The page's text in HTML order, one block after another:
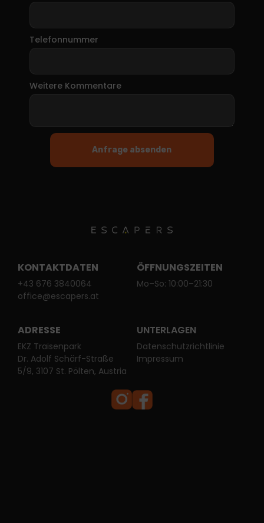
Telefonnummer
Weitere Kommentare
KONTAKTDATEN
+43 676 3840064
office@escapers.at
ÖFFNUNGSZEITEN
Mo–So: 10:00–21:30
ADRESSE
EKZ Traisenpark
Dr. Adolf Schärf-Straße
5/9, 3107 St. Pölten, Austria
UNTERLAGEN
Datenschutzrichtlinie
Impressum